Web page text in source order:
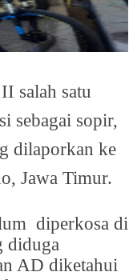
salah satu
sebagai sopir,
dilaporkan ke
Jawa Timur.
diperkosa di
diduga
AD diketahui